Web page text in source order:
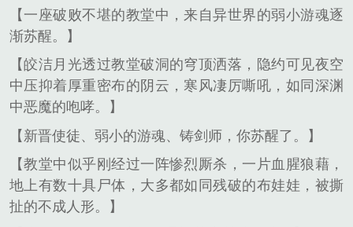
【一座破败不堪的教堂中，来自异世界的弱小游魂逐
渐苏醒。】
【皎洁月光透过教堂破洞的穹顶洒落，隐约可见夜空
中压抑着厚重密布的阴云，寒风凄厉嘶吼，如同深渊
中恶魔的咆哮。】
【新晋使徒、弱小的游魂、铸剑师，你苏醒了。】
【教堂中似乎刚经过一阵惨烈厮杀，一片血腥狼藉，
地上有数十具尸体，大多都如同残破的布娃娃，被撕
扯的不成人形。】